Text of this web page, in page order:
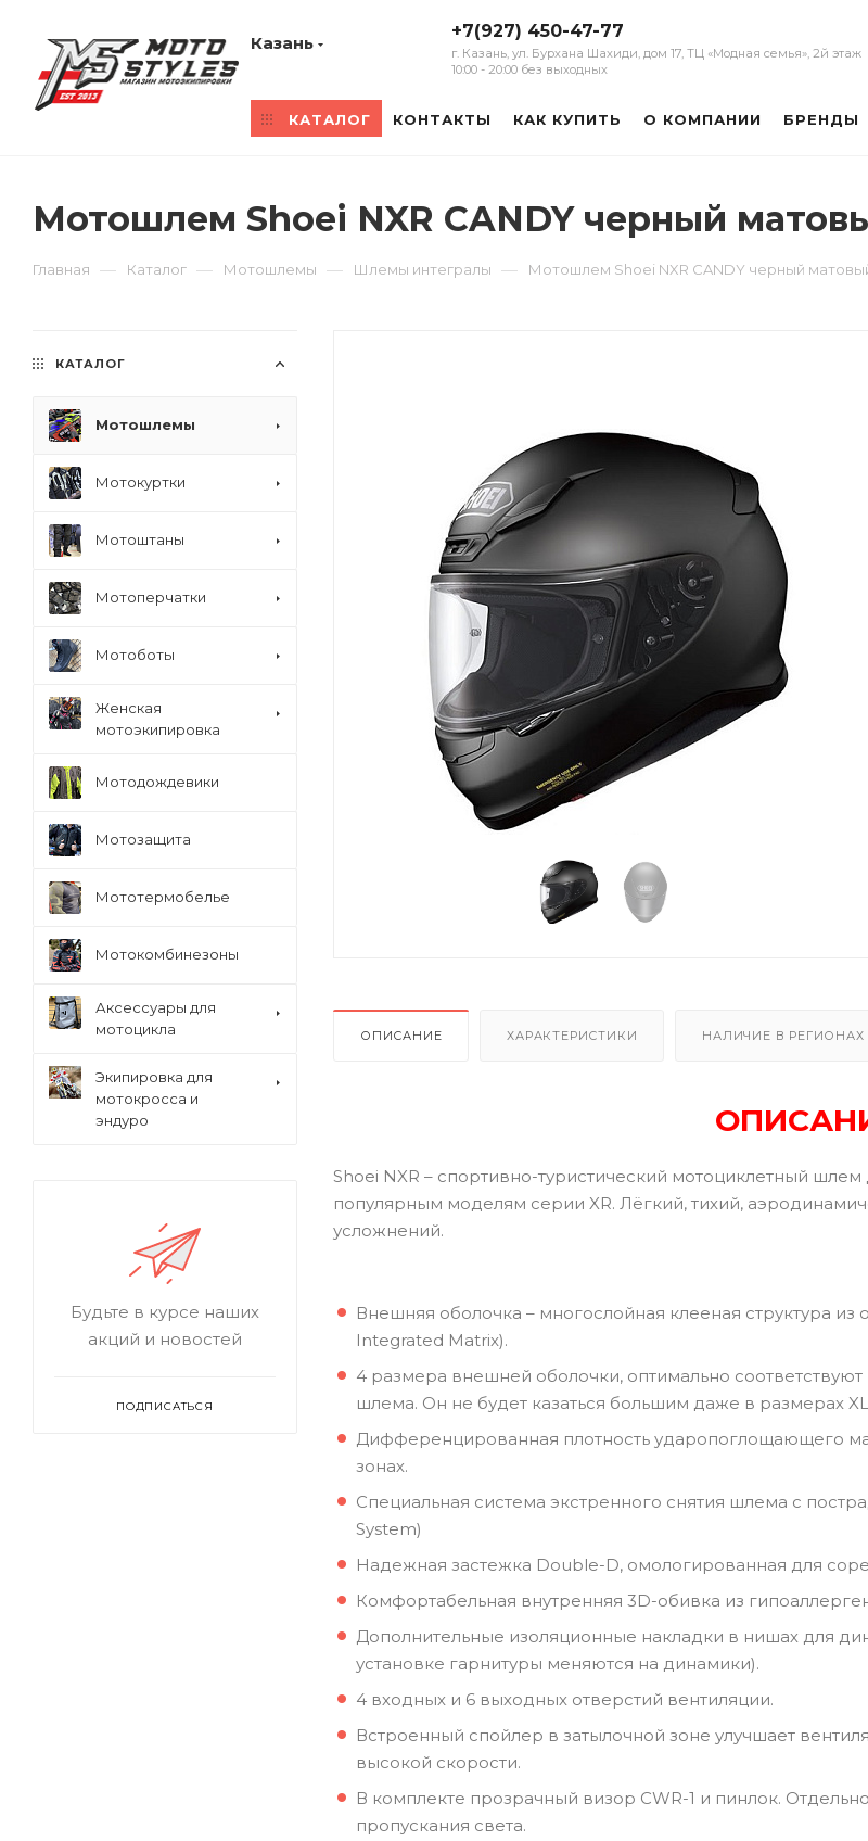
Казань
+7(927) 450-47-77
г. Казань, ул. Бурхана Шахиди, дом 17, ТЦ «Модная семья», 2й этаж
10:00 - 20:00 без выходных
КАТАЛОГ КОНТАКТЫ КАК КУПИТЬ О КОМПАНИИ БРЕНДЫ
Мотошлем Shoei NXR CANDY черный
Главная — Каталог — Мотошлемы — Шлемы интегралы — Мотошлем Shoei NXR CANDY черный
ОПИСАНИЕ ХАРАКТЕРИСТИКИ НАЛИЧИЕ В РЕГИОНАХ
Shoei NXR – спортивно-туристический мотоциклетный
популярным моделям серии XR. Лёгкий, тихий,
усложнений.
Внешняя оболочка – многослойная клееная структура
Integrated Matrix).
4 размера внешней оболочки, оптимально
шлема. Он не будет казаться большим даже в размерах XL
Дифференцированная плотность ударопоглощающего
зонах.
Cпециальная система экстренного снятия шлема с
System)
Надежная застежка Double-D, омологированная для
Комфортабельная внутренняя 3D-обивка из
Дополнительные изоляционные накладки в нишах для
установке гарнитуры меняются на динамики).
4 входных и 6 выходных отверстий вентиляции.
Встроенный спойлер в затылочной зоне улучшает
высокой скорости.
В комплекте прозрачный визор CWR-1 и пинлок.
пропускания света.
КАТАЛОГ
Мотошлемы
Мотокуртки
Мотоштаны
Мотоперчатки
Мотоботы
Женская
мотоэкипировка
Мотодождевики
Мотозащита
Мототермобелье
Мотокомбинезоны
Аксессуары для
мотоцикла
Экипировка для
мотокросса и
эндуро
Будьте в курсе наших
акций и новостей
ПОДПИСАТЬСЯ